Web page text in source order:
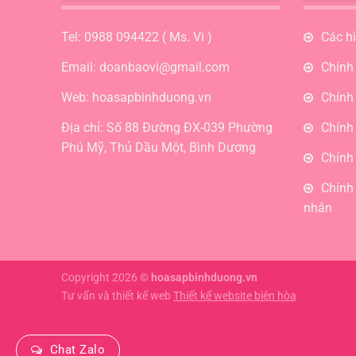
Tel: 0988 094422 ( Ms. Vi )
Email: doanbaovi@gmail.com
Web: hoasapbinhduong.vn
Địa chỉ: Số 88 Đường ĐX-039 Phường
Phú Mỹ, Thủ Dầu Một, Bình Dương
Các
nhân
Chat Zalo
Copyright 2026 © hoasapbinhduong.vn
Tư vấn và thiết kế web Thiết kế website biên hòa